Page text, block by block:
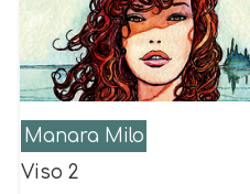
Manara Milo
Viso 2